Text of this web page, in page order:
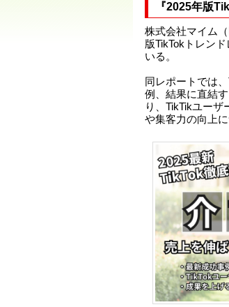
『2025年版
株式会社マイム
版TikTokトレン
いる。
同レポートでは
例、結果に直結
り、TikTikユー
や集客力の向上に